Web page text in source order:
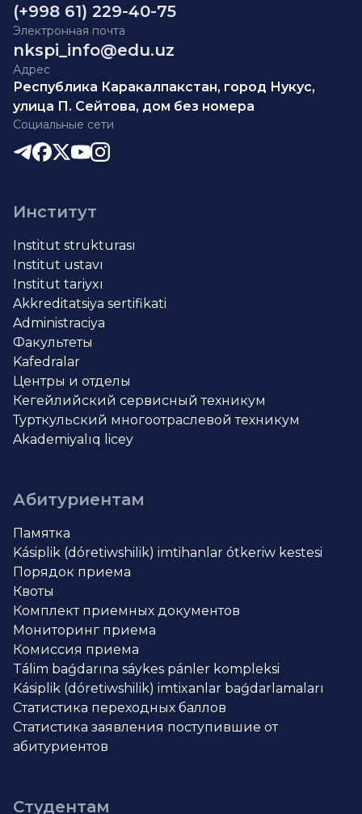
(+998 61) 229-40-75
Электронная почта
nkspi_info@edu.uz
Адрес
Республика Каракалпакстан, город Нукус,
улица П. Сейтова, дом без номера
Социальные сети
Институт
Institut strukturası
Institut ustavı
Institut tariyxı
Akkreditatsiya sertifikati
Administraciya
Факультеты
Kafedralar
Центры и отделы
Кегейлийский сервисный техникум
Турткульский многоотраслевой техникум
Akademiyalıq licey
Абитуриентам
Памятка
Kásiplik (dóretiwshilik) imtihanlar ótkeriw kestesi
Порядок приема
Квоты
Комплект приемных документов
Мониторинг приема
Комиссия приема
Tálim baǵdarına sáykes pánler kompleksi
Kásiplik (dóretiwshilik) imtixanlar baǵdarlamaları
Статистика переходных баллов
Статистика заявления поступившие от
абитуриентов
Студентам